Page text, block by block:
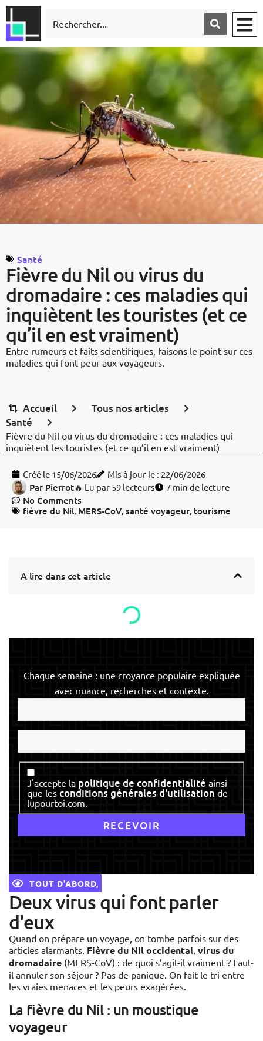
Fièvre du Nil ou virus du
dromadaire : ces maladies qui
inquiètent les touristes (et ce
qu’il en est vraiment)
Santé
Entre rumeurs et faits scientifiques, faisons le point sur ces
maladies qui font peur aux voyageurs.
Accueil
Tous nos articles
Santé
Fièvre du Nil ou virus du dromadaire : ces maladies qui
inquiètent les touristes (et ce qu’il en est vraiment)
Créé le 15/06/2026 Mis à jour le : 22/06/2026
Par Pierrot🔥 Lu par 59 lecteurs 7 min de lecture
No Comments
fièvre du Nil, MERS-CoV, santé voyageur, tourisme
A lire dans cet article
Chaque semaine : une croyance populaire expliquée
avec nuance, recherches et contexte.
Votre
mail
Votre
Consentement
J'accepte la politique de confidentialité ainsi
que les conditions générales d'utilisation de
lupourtoi.com.
TOUT D'ABORD,
Deux virus qui font parler
d'eux
Quand on prépare un voyage, on tombe parfois sur des
articles alarmants. Fièvre du Nil occidental, virus du
dromadaire (MERS-CoV) : de quoi s’agit-il vraiment ? Faut-
il annuler son séjour ? Pas de panique. On fait le tri entre
les vraies menaces et les peurs exagérées.
La fièvre du Nil : un moustique
voyageur